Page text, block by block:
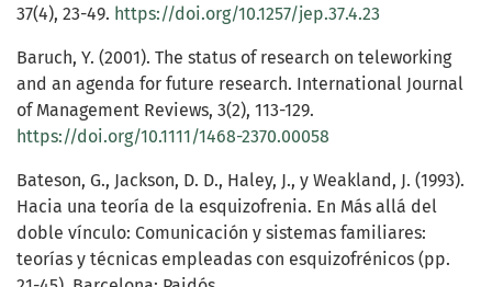
37(4), 23-49. https://doi.org/10.1257/jep.37.4.23
Baruch, Y. (2001). The status of research on teleworking
and an agenda for future research. International Journal
of Management Reviews, 3(2), 113-129.
https://doi.org/10.1111/1468-2370.00058
Bateson, G., Jackson, D. D., Haley, J., y Weakland, J. (1993).
Hacia una teoría de la esquizofrenia. En Más allá del
doble vínculo: Comunicación y sistemas familiares:
teorías y técnicas empleadas con esquizofrénicos (pp.